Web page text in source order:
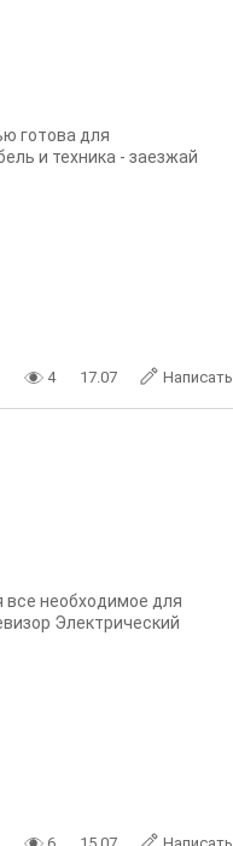
готова для
и техника - заезжай
4 17.07 Написать
все необходимое для
Электрический